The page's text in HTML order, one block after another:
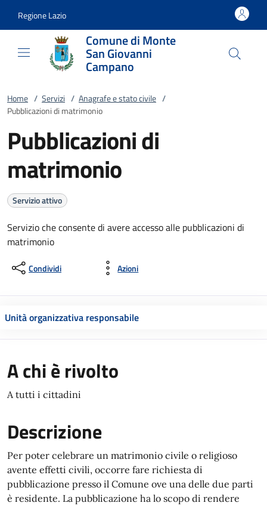
Regione Lazio
Comune di Monte
San Giovanni
Campano
Home / Servizi / Anagrafe e stato civile /
Pubblicazioni di matrimonio
Pubblicazioni di
matrimonio
Servizio attivo
Servizio che consente di avere accesso alle pubblicazioni di
matrimonio
Condividi Azioni
Unità organizzativa responsabile
A chi è rivolto
A tutti i cittadini
Descrizione
Per poter celebrare un matrimonio civile o religioso
avente effetti civili, occorre fare richiesta di
pubblicazione presso il Comune ove una delle due parti
è residente. La pubblicazione ha lo scopo di rendere